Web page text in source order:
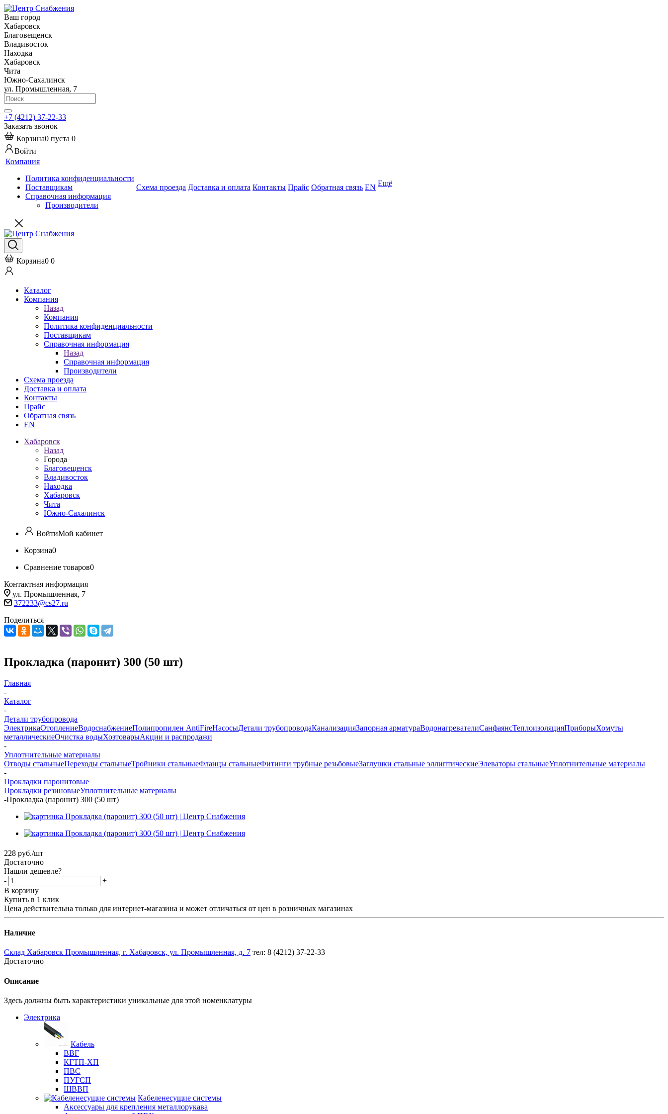
Ваш город
Хабаровск
Благовещенск
Владивосток
Находка
Хабаровск
Чита
Южно-Сахалинск
ул. Промышленная, 7
+7 (4212) 37-22-33
Заказать звонок
Корзина0 пуста 0
Войти
Компания
Политика конфиденциальности
Поставщикам
Справочная информация
Производители
Схема проезда Доставка и оплата Контакты Прайс Обратная связь EN Ещё
Корзина0 0
Каталог
Компания
Назад
Компания
Политика конфиденциальности
Поставщикам
Справочная информация
Назад
Справочная информация
Производители
Схема проезда
Доставка и оплата
Контакты
Прайс
Обратная связь
EN
Хабаровск
Назад
Города
Благовещенск
Владивосток
Находка
Хабаровск
Чита
Южно-Сахалинск
ВойтиМой кабинет
Корзина0
Сравнение товаров0
Контактная информация
ул. Промышленная, 7
372233@cs27.ru
Поделиться
Прокладка (паронит) 300 (50 шт)
Главная
-
Каталог
-
Детали трубопровода
ЭлектрикаОтоплениеВодоснабжениеПолипропилен AntiFireНасосыДетали трубопроводаКанализацияЗапорная арматураВодонагревателиСанфаянсТеплоизоляцияПриборыХомуты
металлическиеОчистка водыХозтоварыАкции и распродажи
-
Уплотнительные материалы
Отводы стальныеПереходы стальныеТройники стальныеФланцы стальныеФитинги трубные резьбовыеЗаглушки стальные эллиптическиеЭлеваторы стальныеУплотнительные материалы
-
Прокладки паронитовые
Прокладки резиновыеУплотнительные материалы
-Прокладка (паронит) 300 (50 шт)
228 руб./шт
Достаточно
Нашли дешевле?
-
+
В корзину
Купить в 1 клик
Цена действительна только для интернет-магазина и может отличаться от цен в розничных магазинах
Наличие
Склад Хабаровск Промышленная, г. Хабаровск, ул. Промышленная, д. 7 тел: 8 (4212) 37-22-33
Достаточно
Описание
Здесь должны быть характеристики уникальные для этой номенклатуры
Электрика
Кабель
ВВГ
КГТП-ХП
ПВС
ПУГСП
ШВВП
Кабеленесущие системы
Аксессуары для крепления металлорукава